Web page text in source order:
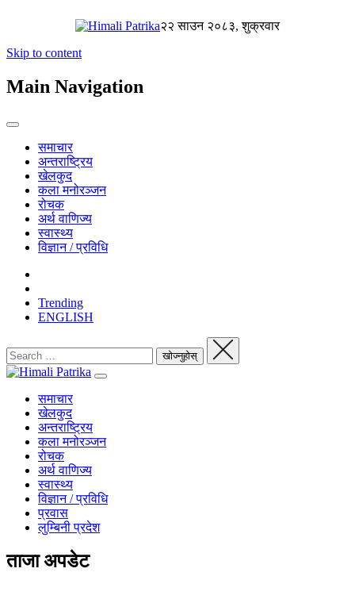
२२ साउन २०८३, शुक्रवार
Skip to content
Main Navigation
समाचार
अन्तराष्ट्रिय
खेलकुद
कला मनोरञ्जन
रोचक
अर्थ वाणिज्य
स्वास्थ्य
विज्ञान / प्रविधि
Trending
ENGLISH
समाचार
खेलकुद
अन्तराष्ट्रिय
कला मनोरञ्जन
रोचक
अर्थ वाणिज्य
स्वास्थ्य
विज्ञान / प्रविधि
प्रवास
लुम्बिनी प्रदेश
ताजा अपडेट